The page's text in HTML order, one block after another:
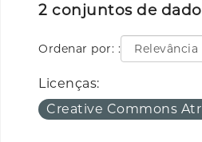
2 conjuntos de
Ordenar por:
Licenças:
Creative Commons